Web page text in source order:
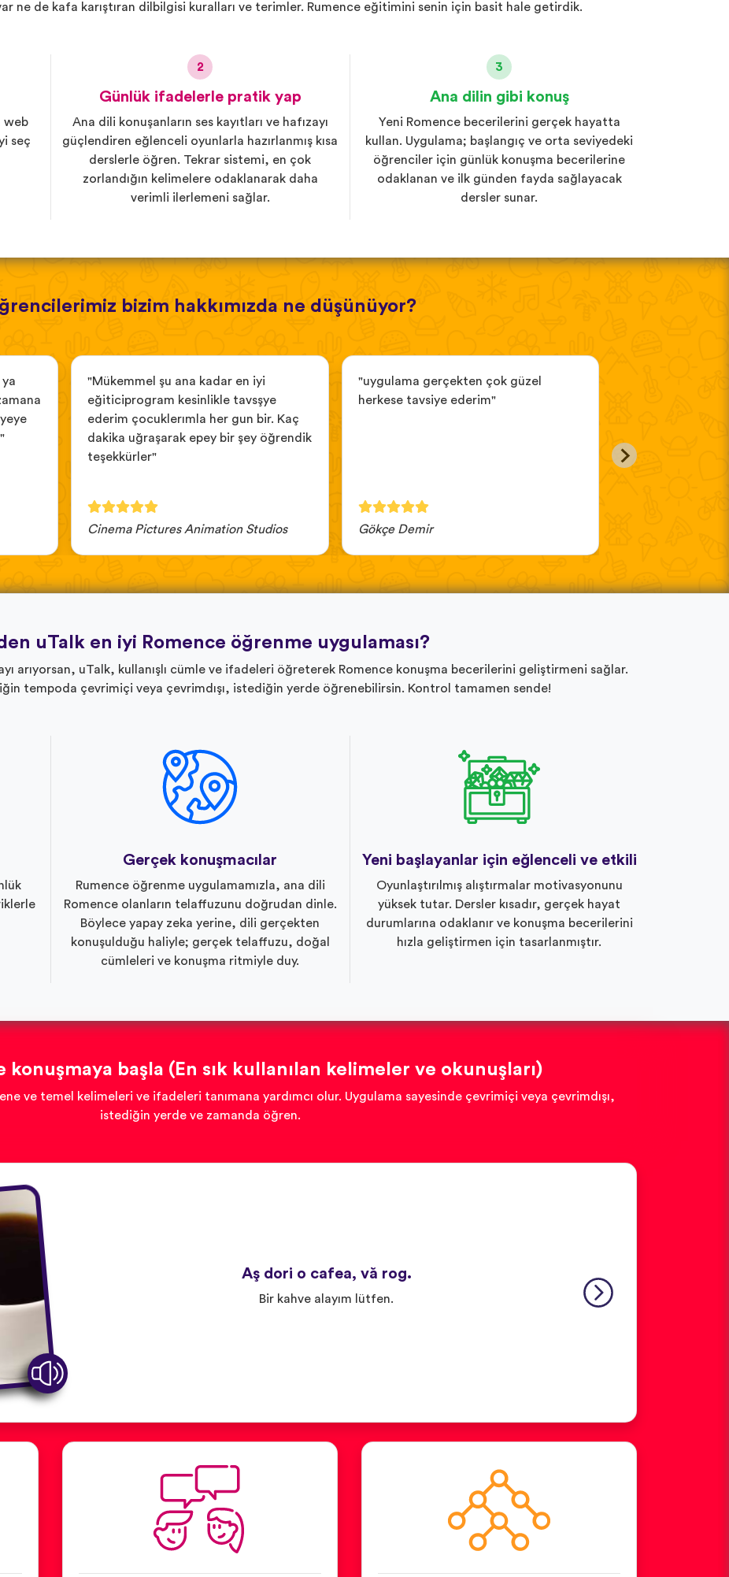
ne de kafa karıştıran dilbilgisi kuralları ve terimler. Rumence eğitimini senin için basit hale getirdik.
web
seç
2
Günlük ifadelerle pratik yap
Ana dili konuşanların ses kayıtları ve hafızayı
güçlendiren eğlenceli oyunlarla hazırlanmış kısa
derslerle öğren. Tekrar sistemi, en çok
zorlandığın kelimelere odaklanarak daha
verimli ilerlemeni sağlar.
3
Ana dilin gibi konuş
Yeni Romence becerilerini gerçek hayatta
kullan. Uygulama; başlangıç ve orta seviyedeki
öğrenciler için günlük konuşma becerilerine
odaklanan ve ilk günden fayda sağlayacak
dersler sunar.
bizim hakkımızda ne düşünüyor?
ya
"Mükemmel şu ana kadar en iyi
eğiticiprogram kesinlikle tavsşye
ederim çocuklerımla her gun bir. Kaç
dakika uğraşarak epey bir şey öğrendik
teşekkürler"
Cinema Pictures Animation Studios
"uygulama gerçekten çok güzel
herkese tavsiye ederim"
Gökçe Demir
uTalk en iyi Romence öğrenme uygulaması?
arıyorsan, uTalk, kullanışlı cümle ve ifadeleri öğreterek Romence konuşma becerilerini geliştirmeni sağlar.
tempoda çevrimiçi veya çevrimdışı, istediğin yerde öğrenebilirsin. Kontrol tamamen sende!
Gerçek konuşmacılar
Rumence öğrenme uygulamamızla, ana dili
Romence olanların telaffuzunu doğrudan dinle.
Böylece yapay zeka yerine, dili gerçekten
konuşulduğu haliyle; gerçek telaffuzu, doğal
cümleleri ve konuşma ritmiyle duy.
Yeni başlayanlar için eğlenceli ve etkili
Oyunlaştırılmış alıştırmalar motivasyonunu
yüksek tutar. Dersler kısadır, gerçek hayat
durumlarına odaklanır ve konuşma becerilerini
hızla geliştirmen için tasarlanmıştır.
konuşmaya başla (En sık kullanılan kelimeler ve okunuşları)
ve temel kelimeleri ve ifadeleri tanımana yardımcı olur. Uygulama sayesinde çevrimiçi veya çevrimdışı,
istediğin yerde ve zamanda öğren.
Aş dori o cafea, vă rog.
Bir kahve alayım lütfen.